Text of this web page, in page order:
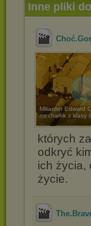
Inne pliki
Miliarder Edward
mechanik z klasy
których
odkryć
ich życia,
życie.